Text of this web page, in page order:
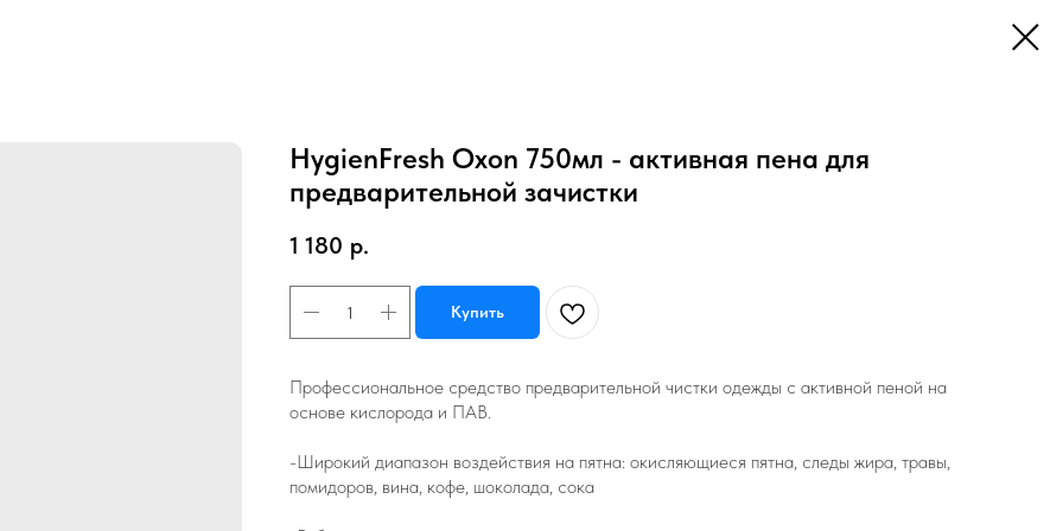
HygienFresh Oxon 750мл - активная пена для
предварительной зачистки
1 180 р.
Купить
Профессиональное средство предварительной чистки одежды с активной пеной на
основе кислорода и ПАВ.
-Широкий диапазон воздействия на пятна: окисляющиеся пятна, следы жира, травы,
помидоров, вина, кофе, шоколада, сока